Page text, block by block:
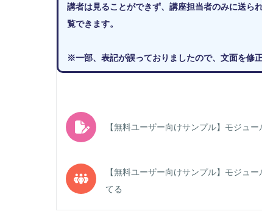
講者は見ることができず、講座担当者のみに送ら
覧できます。
※一部、表記が誤っておりましたので、文面を修
【無料ユーザー向けサンプル】モジュー
【無料ユーザー向けサンプル】モジュ
てる